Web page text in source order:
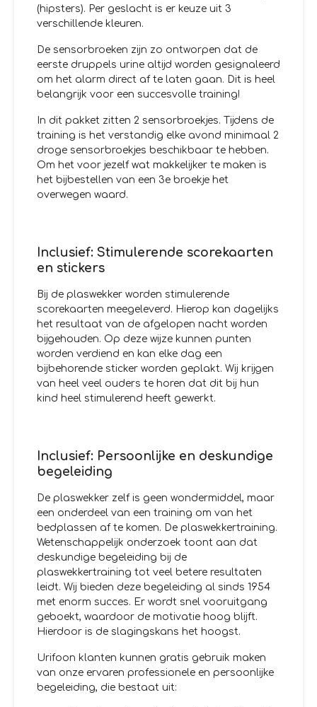
(hipsters). Per geslacht is er keuze uit 3
verschillende kleuren.
De sensorbroeken zijn zo ontworpen dat de
eerste druppels urine altijd worden gesignaleerd
om het alarm direct af te laten gaan. Dit is heel
belangrijk voor een succesvolle training!
In dit pakket zitten 2 sensorbroekjes. Tijdens de
training is het verstandig elke avond minimaal 2
droge sensorbroekjes beschikbaar te hebben.
Om het voor jezelf wat makkelijker te maken is
het bijbestellen van een 3e broekje het
overwegen waard.
Inclusief: Stimulerende scorekaarten
en stickers
Bij de plaswekker worden stimulerende
scorekaarten meegeleverd. Hierop kan dagelijks
het resultaat van de afgelopen nacht worden
bijgehouden. Op deze wijze kunnen punten
worden verdiend en kan elke dag een
bijbehorende sticker worden geplakt. Wij krijgen
van heel veel ouders te horen dat dit bij hun
kind heel stimulerend heeft gewerkt.
Inclusief: Persoonlijke en deskundige
begeleiding
De plaswekker zelf is geen wondermiddel, maar
een onderdeel van een training om van het
bedplassen af te komen. De plaswekkertraining.
Wetenschappelijk onderzoek toont aan dat
deskundige begeleiding bij de
plaswekkertraining tot veel betere resultaten
leidt. Wij bieden deze begeleiding al sinds 1954
met enorm succes. Er wordt snel vooruitgang
geboekt, waardoor de motivatie hoog blijft.
Hierdoor is de slagingskans het hoogst.
Urifoon klanten kunnen gratis gebruik maken
van onze ervaren professionele en persoonlijke
begeleiding, die bestaat uit: